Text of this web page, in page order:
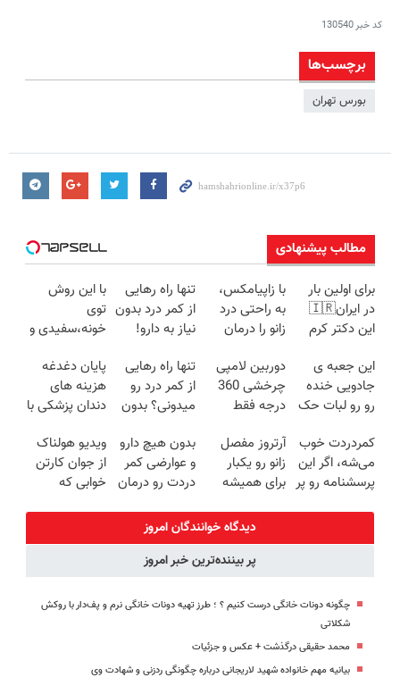
کد خبر130540
برچسب‌ها
بورس تهران
مطالب پیشنهادی
برای اولین بار
در ایران🇮🇷
این دکتر کرم
روزه ساخت!
با زاپیامکس،
به راحتی درد
زانو را درمان
تنها راه رهایی
از کمر درد بدون
نیاز به دارو!
با این روش
توی
خونه،سفیدی و
برگردون
(40%off)
این جعبه ی
جادویی خنده
رو رو لبات حک
خرید40%تخفیف
دوربین لامپی
چرخشی 360
درجه فقط
🔥 پرداخت
درب منزل
تنها راه رهایی
از کمر درد رو
میدونی؟ بدون
(◂پرسش‌نامه)
پایان دغدغه
هزینه های
دندان پزشکی با
کننده خانگی
کمردردت خوب
می‌شه، اگر این
پرسشنامه رو پر
آرتروز مفصل
زانو رو یکبار
برای همیشه
◗پرسش‌نامه◖
بدون هیچ دارو
و عوارضی کمر
دردت رو درمان
(پرسش‌نامه)
ویدیو هولناک
از جوان کارتن
خوابی که
دیدگاه خوانندگان امروز
پر بیننده‌ترین خبر امروز
چگونه دونات خانگی درست کنیم ؟ ؛ طرز تهیه دونات خانگی نرم و پف‌دار با روکش
شکلاتی
محمد حقیقی درگذشت + عکس و جزئیات
بیانیه مهم خانواده شهید لاریجانی درباره چگونگی ردزنی و شهادت وی